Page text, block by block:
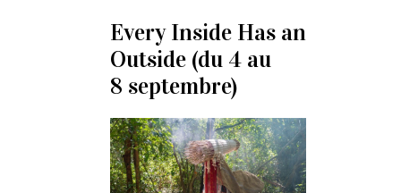
Every Inside Has an
Outside (du 4 au
8 septembre)